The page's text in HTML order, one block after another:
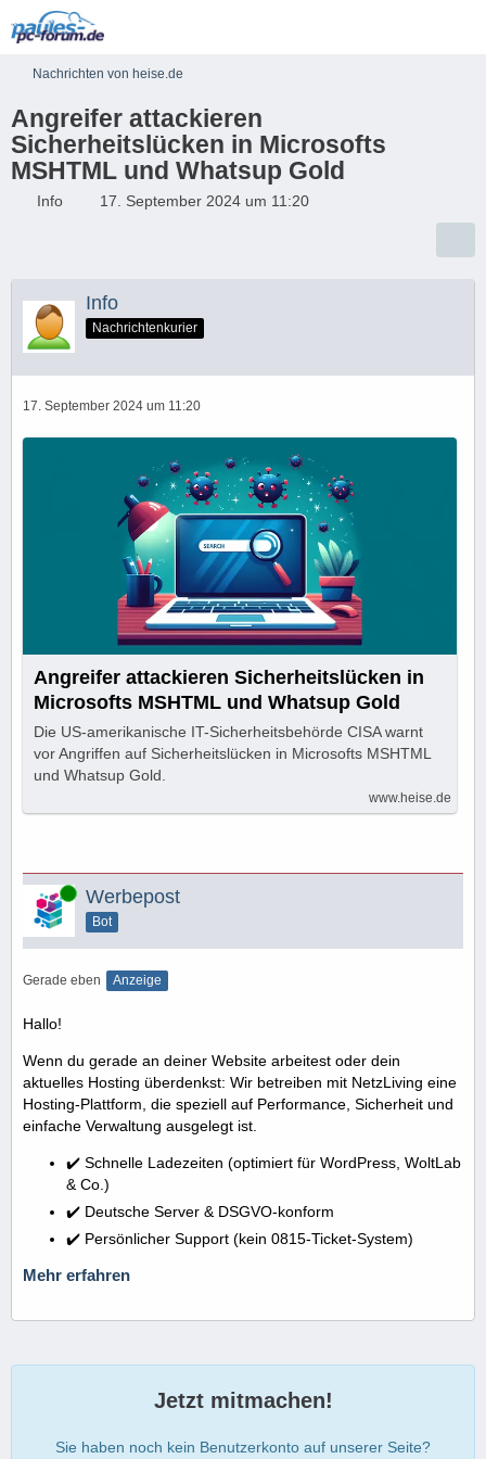
Nachrichten von heise.de
Angreifer attackieren
Sicherheitslücken in Microsofts
MSHTML und Whatsup Gold
Info 17. September 2024 um 11:20
Info
Nachrichtenkurier
17. September 2024 um 11:20
Angreifer attackieren Sicherheitslücken in
Microsofts MSHTML und Whatsup Gold
Die US-amerikanische IT-Sicherheitsbehörde CISA warnt
vor Angriffen auf Sicherheitslücken in Microsofts MSHTML
und Whatsup Gold.
www.heise.de
Online Werbepost
Bot
Gerade eben Anzeige
Hallo!
Wenn du gerade an deiner Website arbeitest oder dein
aktuelles Hosting überdenkst: Wir betreiben mit NetzLiving eine
Hosting-Plattform, die speziell auf Performance, Sicherheit und
einfache Verwaltung ausgelegt ist.
✔️ Schnelle Ladezeiten (optimiert für WordPress, WoltLab
& Co.)
✔️ Deutsche Server & DSGVO-konform
✔️ Persönlicher Support (kein 0815-Ticket-System)
Mehr erfahren
Jetzt mitmachen!
Sie haben noch kein Benutzerkonto auf unserer Seite?